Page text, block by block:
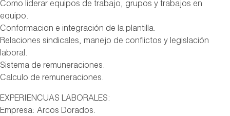
Como liderar equipos de trabajo, grupos y trabajos en
equipo.
Conformacion e integración de la plantilla.
Relaciones sindicales, manejo de conflictos y legislación
laboral.
Sistema de remuneraciones.
Calculo de remuneraciones.
EXPERIENCUAS LABORALES:
Empresa: Arcos Dorados.